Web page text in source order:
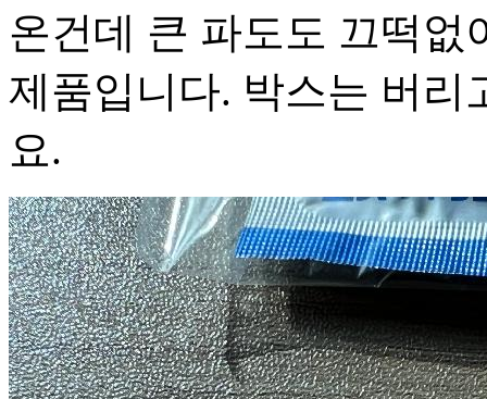
온건데 큰 파도도 끄떡없
제품입니다. 박스는 버리
요.